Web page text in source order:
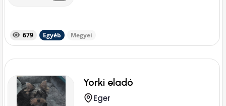
679 Egyéb Megyei
Yorki eladó
Eger